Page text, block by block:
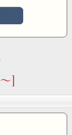
]